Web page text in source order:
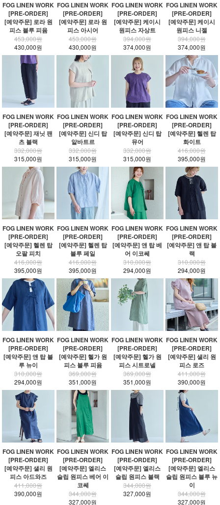
FOG LINEN WORK
[PRE-ORDER]
[예약주문] 로라 원
피스 블루 피윰
453,000원
430,000원
FOG LINEN WORK
[PRE-ORDER]
[예약주문] 로라 원
피스 아시어
453,000원
430,000원
FOG LINEN WORK
[PRE-ORDER]
[예약주문] 케이시
원피스 자상트
394,000원
374,000원
FOG LINEN WORK
[PRE-ORDER]
[예약주문] 케이시
원피스 니젤
394,000원
374,000원
FOG LINEN WORK
[PRE-ORDER]
[예약주문] 재닛 팬
츠 블랙
332,000원
315,000원
FOG LINEN WORK
[PRE-ORDER]
[예약주문] 신디 탑
알바트르
332,000원
315,000원
FOG LINEN WORK
[PRE-ORDER]
[예약주문] 신디 탑
뮤어
332,000원
315,000원
FOG LINEN WORK
[PRE-ORDER]
[예약주문] 헬렌 탑
화이트
416,000원
395,000원
FOG LINEN WORK
[PRE-ORDER]
[예약주문] 헬렌 탑
오팔 피치
416,000원
395,000원
FOG LINEN WORK
[PRE-ORDER]
[예약주문] 헬렌 탑
블루 페일
416,000원
395,000원
FOG LINEN WORK
[PRE-ORDER]
[예약주문] 앤 탑 베
어 이코쎄
310,000원
294,000원
FOG LINEN WORK
[PRE-ORDER]
[예약주문] 앤 탑 블
랙
310,000원
294,000원
FOG LINEN WORK
[PRE-ORDER]
[예약주문] 앤 탑 블
루 뉴이
310,000원
294,000원
FOG LINEN WORK
[PRE-ORDER]
[예약주문] 헬가 원
피스 블루 피윰
369,000원
351,000원
FOG LINEN WORK
[PRE-ORDER]
[예약주문] 헬가 원
피스 시트로넬
369,000원
351,000원
FOG LINEN WORK
[PRE-ORDER]
[예약주문] 샐리 원
피스 로즈
411,000원
390,000원
FOG LINEN WORK
[PRE-ORDER]
[예약주문] 샐리 원
피스 아드와즈
411,000원
390,000원
FOG LINEN WORK
[PRE-ORDER]
[예약주문] 엘리스
슬립 원피스 베어 이
코쎄
344,000원
327,000원
FOG LINEN WORK
[PRE-ORDER]
[예약주문] 엘리스
슬립 원피스 블랙
344,000원
327,000원
FOG LINEN WORK
[PRE-ORDER]
[예약주문] 엘리스
슬립 원피스 블루 뉴
이
344,000원
327,000원